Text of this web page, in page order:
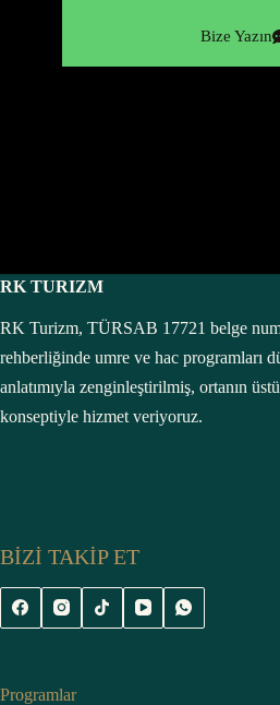
Bize Yazın
RK TURIZM
RK Turizm, TÜRSAB 17721 belge
rehberliğinde umre ve hac programları
anlatımıyla zenginleştirilmiş, ortanın
konseptiyle hizmet veriyoruz.
BİZİ TAKİP ET
Programlar